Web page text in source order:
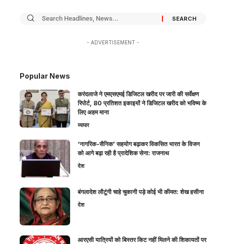
- ADVERTISEMENT -
Popular News
करंदलाजे ने एमएसएमई डिजिटल खरीद पर जारी की सर्वेक्षण
रिपोर्ट, 80 प्रतिशत इकाइयों ने डिजिटल खरीद को भविष्य के
लिए अहम माना
व्यापार
‘नागरिक-सैनिक’ सहयोग बढ़ाकर विकसित भारत के विजन
को आगे बढ़ा रही है प्रादेशिक सेना: राजनाथ
देश
बंगलादेश लौटूंगी चाहे चुकानी पड़े कोई भी कीमत: शेख हसीना
देश
आरएसी यात्रियों को बिस्तर किट नहीं मिलने की शिकायतों पर